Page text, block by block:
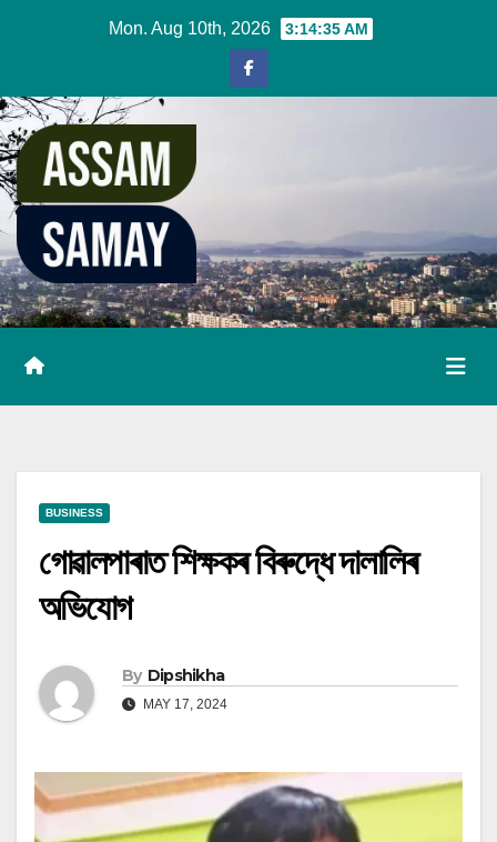
Mon. Aug 10th, 2026 3:14:36 AM
BUSINESS
গোৱালপাৰাত শিক্ষকৰ বিৰুদ্ধে দালালিৰ
অভিযোগ
By Dipshikha
MAY 17, 2024